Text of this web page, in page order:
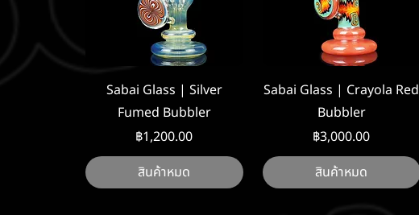
ดูข้อมูลด่วน
Sabai Glass | Silver
Fumed Bubbler
ราคา
฿1,200.00
สินค้าหมด
ดูข้อมูลด่วน
Sabai Glass | Crayola Red
Bubbler
ราคา
฿3,000.00
สินค้าหมด